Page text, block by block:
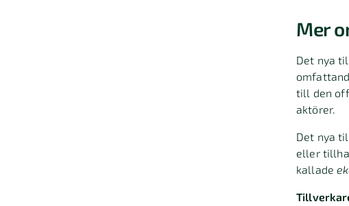
Mer
Det nya
till den
aktörer.
Det nya
eller
kallade